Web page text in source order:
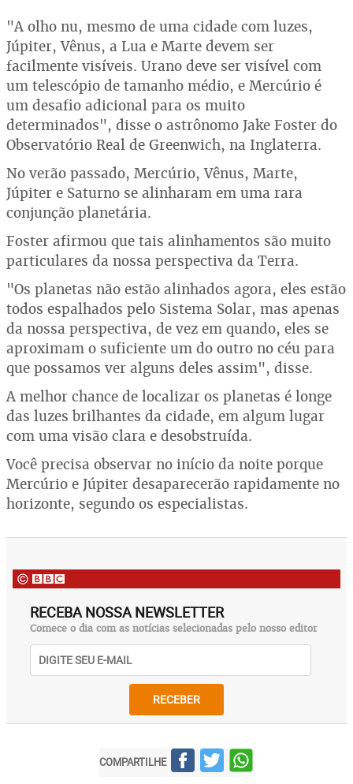
"A olho nu, mesmo de uma cidade com luzes,
Júpiter, Vênus, a Lua e Marte devem ser
facilmente visíveis. Urano deve ser visível com
um telescópio de tamanho médio, e Mercúrio é
um desafio adicional para os muito
determinados", disse o astrônomo Jake Foster do
Observatório Real de Greenwich, na Inglaterra.
No verão passado, Mercúrio, Vênus, Marte,
Júpiter e Saturno se alinharam em uma rara
conjunção planetária.
Foster afirmou que tais alinhamentos são muito
particulares da nossa perspectiva da Terra.
"Os planetas não estão alinhados agora, eles estão
todos espalhados pelo Sistema Solar, mas apenas
da nossa perspectiva, de vez em quando, eles se
aproximam o suficiente um do outro no céu para
que possamos ver alguns deles assim", disse.
A melhor chance de localizar os planetas é longe
das luzes brilhantes da cidade, em algum lugar
com uma visão clara e desobstruída.
Você precisa observar no início da noite porque
Mercúrio e Júpiter desaparecerão rapidamente no
horizonte, segundo os especialistas.
RECEBA NOSSA NEWSLETTER
Comece o dia com as notícias selecionadas pelo nosso editor
RECEBER
COMPARTILHE